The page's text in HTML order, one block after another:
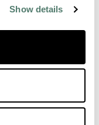
Show details